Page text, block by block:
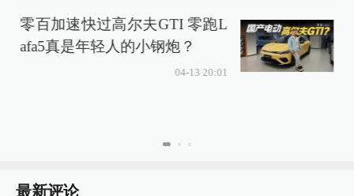
零百加速快过高尔夫GTI 零跑L
afa5真是年轻人的小钢炮？
04-13 20:01
最新评论